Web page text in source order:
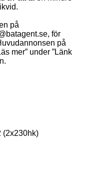
på
för
på
mer” under ”Länk
(2x230hk)